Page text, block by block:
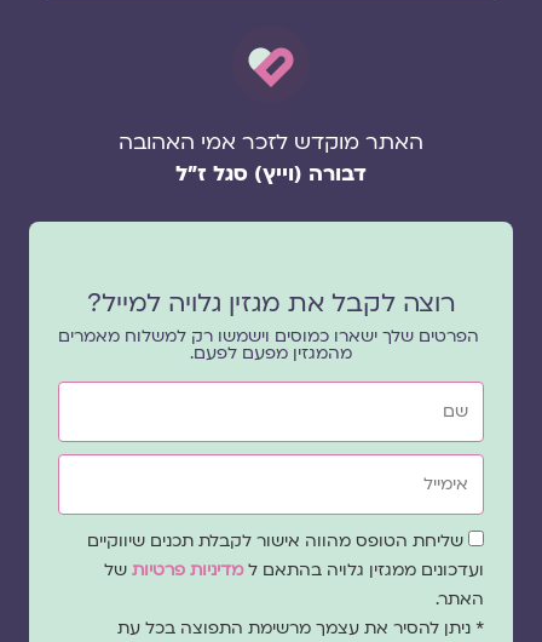
האתר מוקדש לזכר אמי האהובה
דבורה (וייץ) סגל ז"ל
רוצה לקבל את מגזין גלויה למייל?
הפרטים שלך ישארו כמוסים וישמשו רק למשלוח מאמרים
מהמגזין מפעם לפעם.
שם
אימייל
שדה
הסכמה
שליחת הטופס מהווה אישור לקבלת תכנים שיווקיים
ועדכונים ממגזין גלויה בהתאם ל מדיניות פרטיותשל
האתר.
* ניתן להסיר את עצמך מרשימת התפוצה בכל עת